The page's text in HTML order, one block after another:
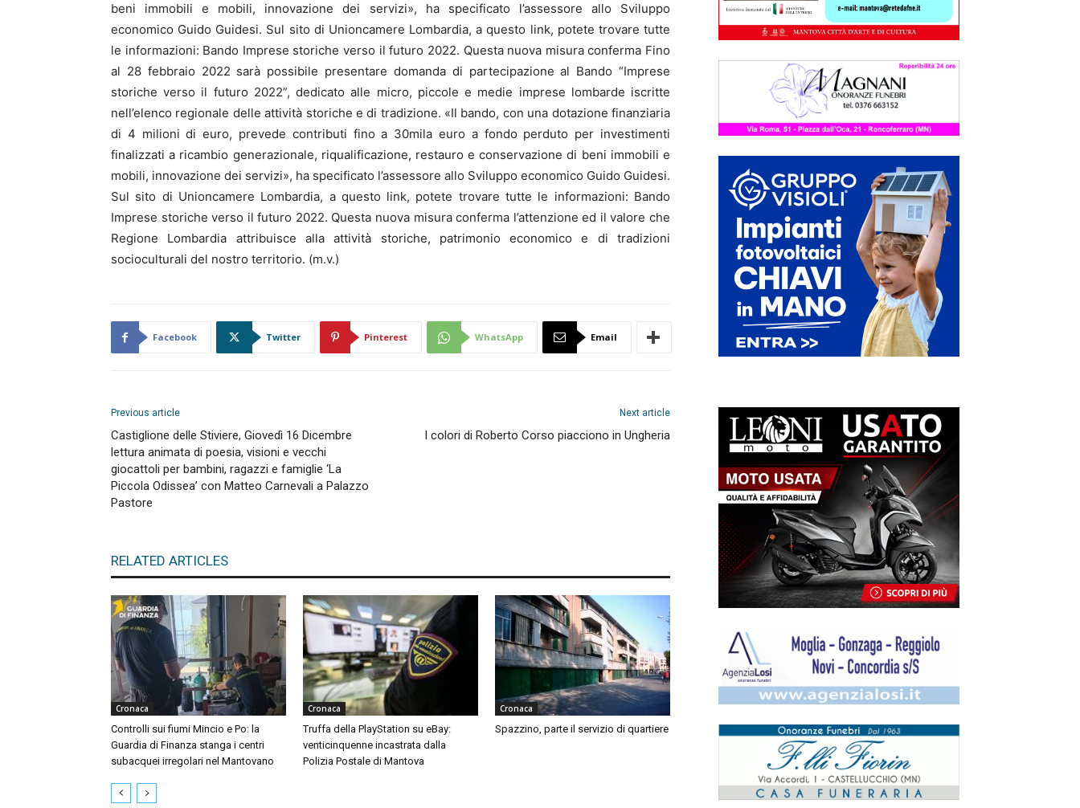
beni immobili e mobili, innovazione dei servizi», ha specificato l’assessore allo Sviluppo
economico Guido Guidesi. Sul sito di Unioncamere Lombardia, a questo link, potete trovare tutte
le informazioni: Bando Imprese storiche verso il futuro 2022. Questa nuova misura conferma Fino
al 28 febbraio 2022 sarà possibile presentare domanda di partecipazione al Bando “Imprese
storiche verso il futuro 2022”, dedicato alle micro, piccole e medie imprese lombarde iscritte
nell’elenco regionale delle attività storiche e di tradizione. «Il bando, con una dotazione finanziaria
di 4 milioni di euro, prevede contributi fino a 30mila euro a fondo perduto per investimenti
finalizzati a ricambio generazionale, riqualificazione, restauro e conservazione di beni immobili e
mobili, innovazione dei servizi», ha specificato l’assessore allo Sviluppo economico Guido Guidesi.
Sul sito di Unioncamere Lombardia, a questo link, potete trovare tutte le informazioni: Bando
Imprese storiche verso il futuro 2022. Questa nuova misura conferma l’attenzione ed il valore che
Regione Lombardia attribuisce alla attività storiche, patrimonio economico e di tradizioni
socioculturali del nostro territorio. (m.v.)
Facebook Twitter Pinterest WhatsApp Email
Previous article
Castiglione delle Stiviere, Giovedì 16 Dicembre
lettura animata di poesia, visioni e vecchi
giocattoli per bambini, ragazzi e famiglie ‘La
Piccola Odissea’ con Matteo Carnevali a Palazzo
Pastore
Next article
I colori di Roberto Corso piacciono in Ungheria
RELATED ARTICLES
Cronaca
Controlli sui fiumi Mincio e Po: la
Guardia di Finanza stanga i centri
subacquei irregolari nel Mantovano
Cronaca
Truffa della PlayStation su eBay:
venticinquenne incastrata dalla
Polizia Postale di Mantova
Cronaca
Spazzino, parte il servizio di quartiere